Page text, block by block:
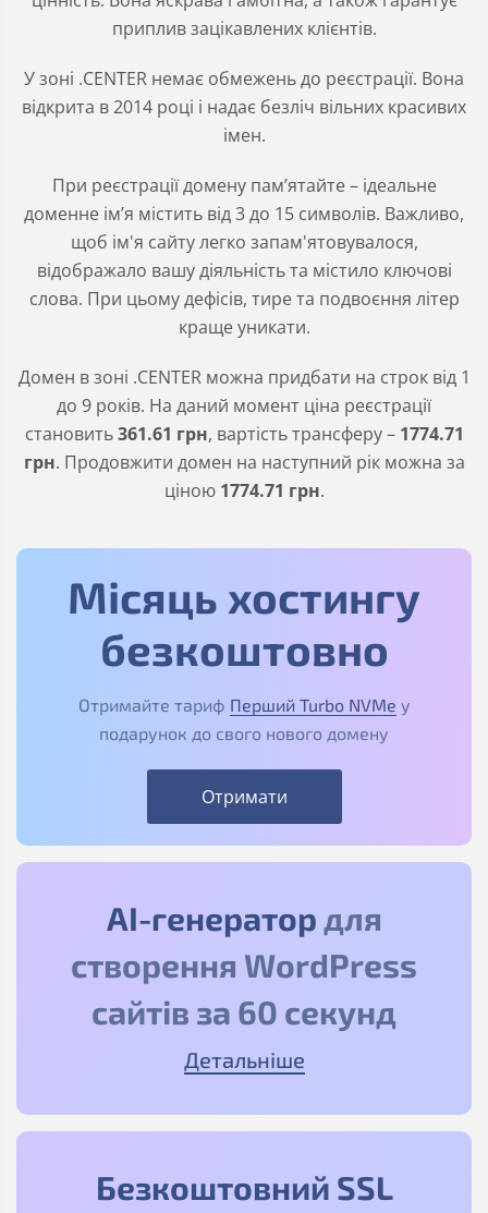
приплив зацікавлених клієнтів.
У зоні .CENTER немає обмежень до реєстрації. Вона
відкрита в 2014 році і надає безліч вільних красивих
імен.
При реєстрації домену пам’ятайте – ідеальне
доменне ім’я містить від 3 до 15 символів. Важливо,
щоб ім'я сайту легко запам'ятовувалося,
відображало вашу діяльність та містило ключові
слова. При цьому дефісів, тире та подвоєння літер
краще уникати.
Домен в зоні .CENTERможна придбати на строк від 1
до 9 років. На даний момент ціна реєстрації
становить361.61 грн, вартість трансферу – 1774.71
грн. Продовжити домен на наступний рік можна за
ціною 1774.71 грн.
Місяць хостингу
безкоштовно
Отримайте тариф Перший Turbo NVMe у
подарунок до свого нового домену
Отримати
АІ-генератордля
створення WordPress
сайтів за 60 секунд
Детальніше
Безкоштовний SSL